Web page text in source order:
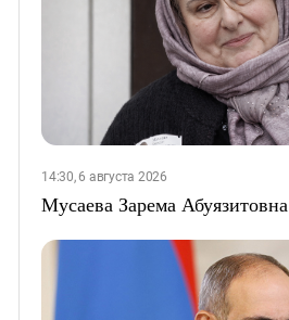
14:30, 6 августа 2026
Мусаева Зарема Абуязитовна